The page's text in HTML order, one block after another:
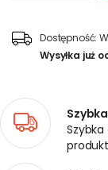
Dostępność:
Wysyłka już